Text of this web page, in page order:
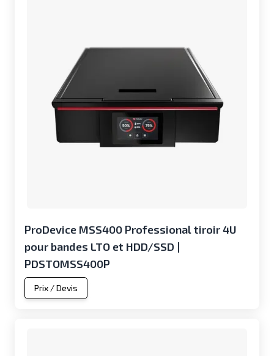
ProDevice MSS400 Professional tiroir 4U
pour bandes LTO et HDD/SSD |
PDSTOMSS400P
Prix / Devis